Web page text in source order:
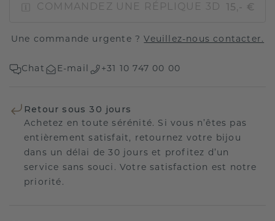
COMMANDEZ UNE RÉPLIQUE 3D 15,- €
Une commande urgente ?Veuillez-nous contacter.
Chat E-mail +31 10 747 00 00
Retour sous 30 jours
Achetez en toute sérénité. Si vous n’êtes pas
entièrement satisfait, retournez votre bijou
dans un délai de 30 jours et profitez d’un
service sans souci. Votre satisfaction est notre
priorité.